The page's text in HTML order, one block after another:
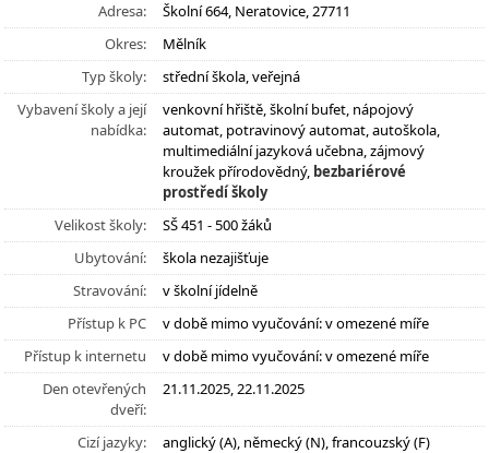
Adresa:
Školní 664, Neratovice, 27711
Okres:
Mělník
Typ školy:
střední škola, veřejná
Vybavení školy a její
nabídka:
venkovní hřiště, školní bufet, nápojový
automat, potravinový automat, autoškola,
multimediální jazyková učebna, zájmový
kroužek přírodovědný, bezbariérové
prostředí školy
Velikost školy:
SŠ 451 - 500 žáků
Ubytování:
škola nezajišťuje
Stravování:
v školní jídelně
Přístup k PC
v době mimo vyučování: v omezené míře
Přístup k internetu
v době mimo vyučování: v omezené míře
Den otevřených
dveří:
21.11.2025, 22.11.2025
Cizí jazyky:
anglický (A), německý (N), francouzský (F)